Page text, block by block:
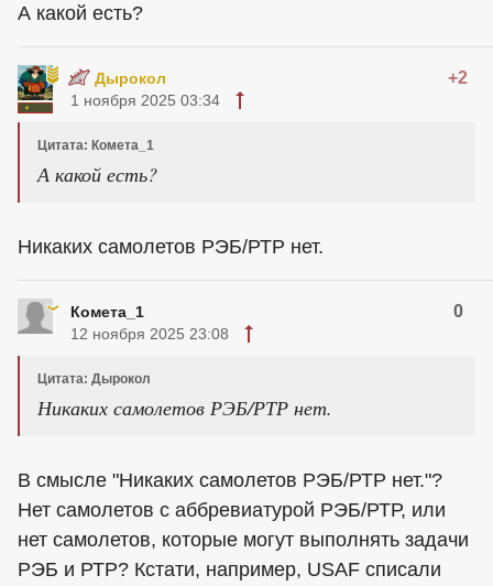
А какой есть?
Дырокол +2
1 ноября 2025 03:34
Цитата: Комета_1
А какой есть?
Никаких самолетов РЭБ/РТР нет.
Комета_1 0
12 ноября 2025 23:08
Цитата: Дырокол
Никаких самолетов РЭБ/РТР нет.
В смысле "Никаких самолетов РЭБ/РТР нет."?
Нет самолетов с аббревиатурой РЭБ/РТР, или
нет самолетов, которые могут выполнять задачи
РЭБ и РТР? Кстати, например, USAF списали